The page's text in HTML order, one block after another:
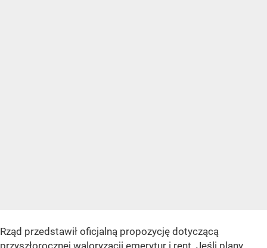
Rząd przedstawił oficjalną propozycję dotyczącą